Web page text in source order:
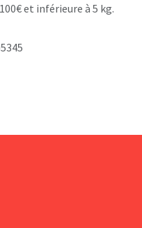
et inférieure à 5 kg.